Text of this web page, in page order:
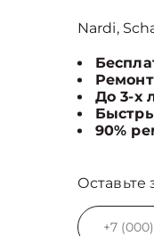
Nardi,
До 3-х
90%
Оставьте